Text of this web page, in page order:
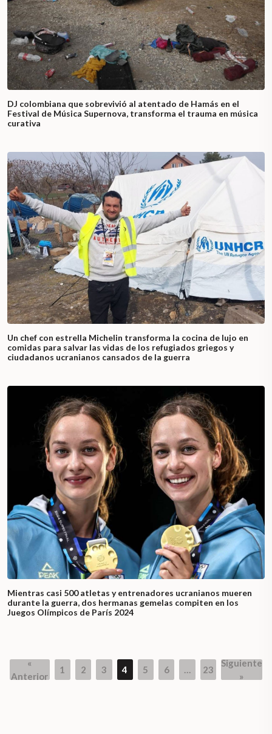
DJ colombiana que sobrevivió al atentado de Hamás en el
Festival de Música Supernova, transforma el trauma en música
curativa
Un chef con estrella Michelin transforma la cocina de lujo en
comidas para salvar las vidas de los refugiados griegos y
ciudadanos ucranianos cansados de la guerra
Mientras casi 500 atletas y entrenadores ucranianos mueren
durante la guerra, dos hermanas gemelas compiten en los
Juegos Olímpicos de París 2024
«
Anterior
Page
1
Page
2
Page
3
Page
4
Page
5
Page
6 …
Page
23
Siguiente
»